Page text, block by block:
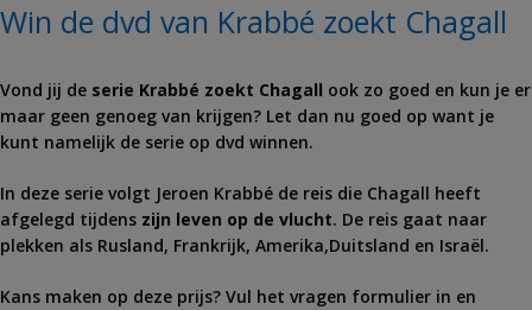
Win de dvd van Krabbé zoekt Chagall
Vond jij de serie Krabbé zoekt Chagall ook zo goed en kun je er
maar geen genoeg van krijgen? Let dan nu goed op want je
kunt namelijk de serie op dvd winnen.
In deze serie volgt Jeroen Krabbé de reis die Chagall heeft
afgelegd tijdens zijn leven op de vlucht. De reis gaat naar
plekken als Rusland, Frankrijk, Amerika,Duitsland en Israël.
Kans maken op deze prijs? Vul het vragen formulier in en